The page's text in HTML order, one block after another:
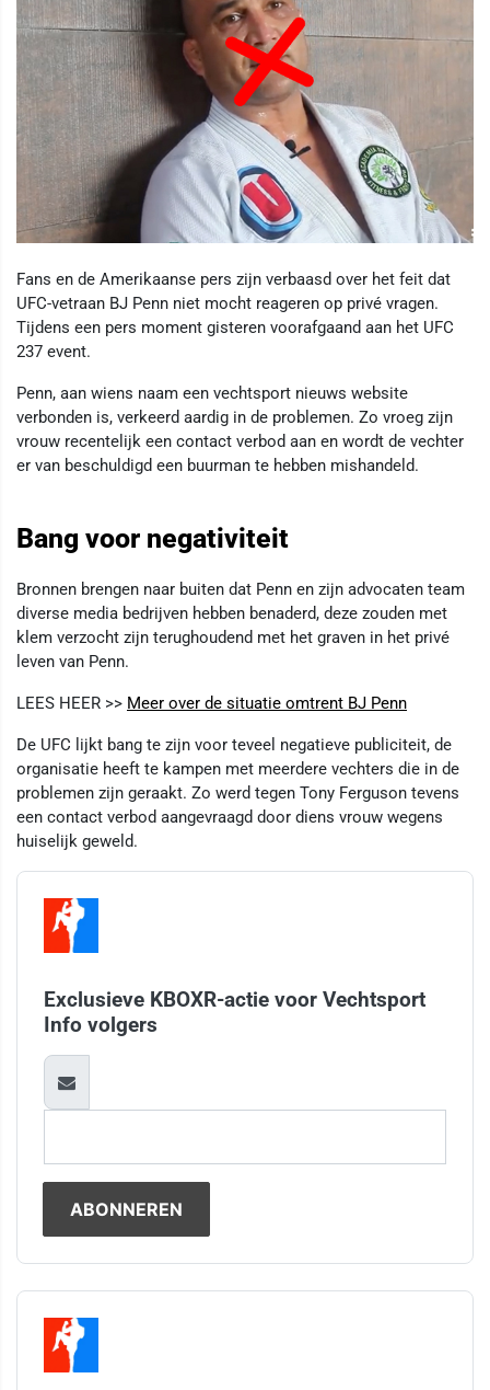
Fans en de Amerikaanse pers zijn verbaasd over het feit dat
UFC-vetraan BJ Penn niet mocht reageren op privé vragen.
Tijdens een pers moment gisteren voorafgaand aan het UFC
237 event.
Penn, aan wiens naam een vechtsport nieuws website
verbonden is, verkeerd aardig in de problemen. Zo vroeg zijn
vrouw recentelijk een contact verbod aan en wordt de vechter
er van beschuldigd een buurman te hebben mishandeld.
Bang voor negativiteit
Bronnen brengen naar buiten dat Penn en zijn advocaten team
diverse media bedrijven hebben benaderd, deze zouden met
klem verzocht zijn terughoudend met het graven in het privé
leven van Penn.
LEES HEER >> Meer over de situatie omtrent BJ Penn
De UFC lijkt bang te zijn voor teveel negatieve publiciteit, de
organisatie heeft te kampen met meerdere vechters die in de
problemen zijn geraakt. Zo werd tegen Tony Ferguson tevens
een contact verbod aangevraagd door diens vrouw wegens
huiselijk geweld.
Exclusieve KBOXR-actie voor Vechtsport
Info volgers